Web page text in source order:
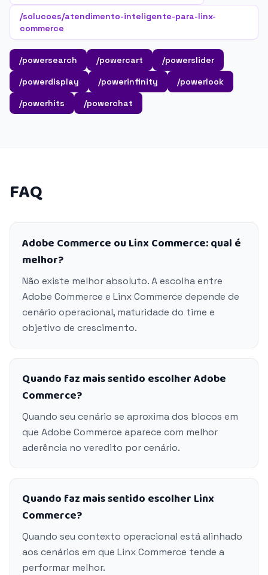
/solucoes/atendimento-inteligente-para-linx-
commerce
/powersearch /powercart
/powerslider
/powerdisplay
/powerinfinity
/powerlook
/powerhits
/powerchat
FAQ
Adobe Commerce ou Linx Commerce: qual é
melhor?
Não existe melhor absoluto. A escolha entre
Adobe Commerce e Linx Commerce depende de
cenário operacional, maturidade do time e
objetivo de crescimento.
Quando faz mais sentido escolher Adobe
Commerce?
Quando seu cenário se aproxima dos blocos em
que Adobe Commerce aparece com melhor
aderência no veredito por cenário.
Quando faz mais sentido escolher Linx
Commerce?
Quando seu contexto operacional está alinhado
aos cenários em que Linx Commerce tende a
performar melhor.